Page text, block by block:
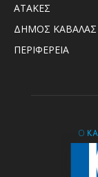
ΑΤΑΚΕΣ
ΔΗΜΟΣ ΚΑΒΑΛΑΣ
ΠΕΡΙΦΕΡΕΙΑ